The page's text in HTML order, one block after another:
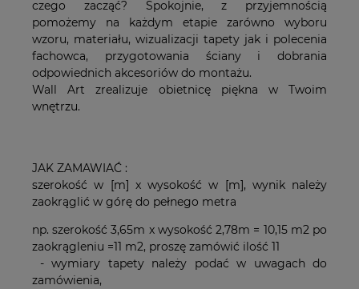
czego zacząć? Spokojnie, z przyjemnością
pomożemy na każdym etapie zarówno wyboru
wzoru, materiału, wizualizacji tapety jak i polecenia
fachowca, przygotowania ściany i dobrania
odpowiednich akcesoriów do montażu.
Wall Art zrealizuje obietnicę piękna w Twoim
wnętrzu.
JAK ZAMAWIAĆ :
szerokość w [m] x wysokość w [m], wynik należy
zaokrąglić w górę do pełnego metra
np. szerokość 3,65m x wysokość 2,78m = 10,15 m2 po
zaokrągleniu =11 m2, proszę zamówić ilość 11
- wymiary tapety należy podać w uwagach do
zamówienia,